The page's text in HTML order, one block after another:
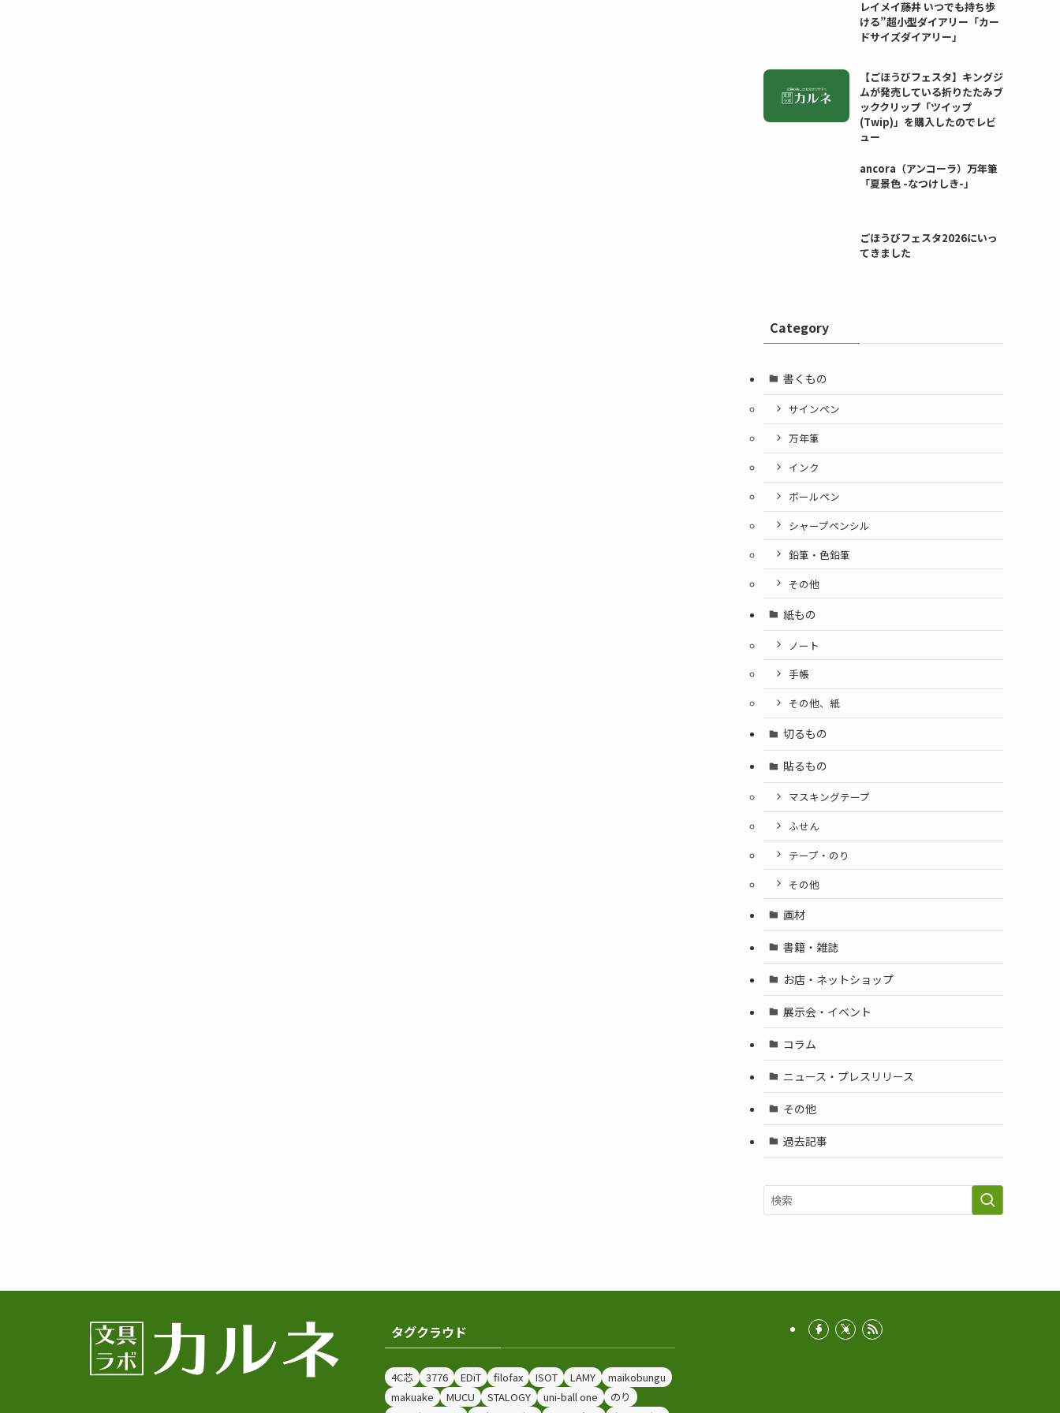
レイメイ藤井 いつでも持ち歩
ける”超小型ダイアリー「カー
ドサイズダイアリー」
【ごほうびフェスタ】キングジ
ムが発売している折りたたみブ
ッククリップ「ツイップ
(Twip)」を購入したのでレビ
ュー
ancora（アンコーラ）万年筆
「夏景色 -なつけしき-」
ごほうびフェスタ2026にいっ
てきました
Category
書くもの
サインペン
万年筆
インク
ボールペン
シャープペンシル
鉛筆・色鉛筆
その他
紙もの
ノート
手帳
その他、紙
切るもの
貼るもの
マスキングテープ
ふせん
テープ・のり
その他
画材
書籍・雑誌
お店・ネットショップ
展示会・イベント
コラム
ニュース・プレスリリース
その他
過去記事
タグクラウド
4C芯 3776 EDiT filofax ISOT LAMY
maikobungu
makuake
MUCU STALOGY uni-ball one
のり